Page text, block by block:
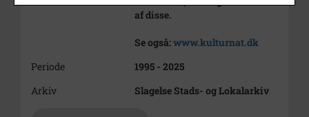
af disse.
Se også:www.kulturnat.dk
Periode
1995 - 2025
Arkiv
Slagelse Stads- og Lokalarkiv